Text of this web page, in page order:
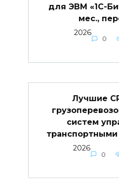
для ЭВМ «1С-
мес.,
2026
0
Лучшие
систем
2026
0